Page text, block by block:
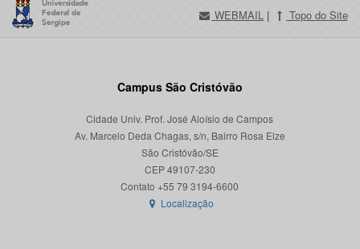
WEBMAIL | Topo do Site
Campus São Cristóvão
Cidade Univ. Prof. José Aloísio de Campos
Av. Marcelo Deda Chagas, s/n, Bairro Rosa Elze
São Cristóvão/SE
CEP 49107-230
Localização